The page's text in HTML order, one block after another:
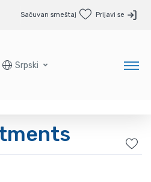
Sačuvan smeštaj Prijavi se
Srpski